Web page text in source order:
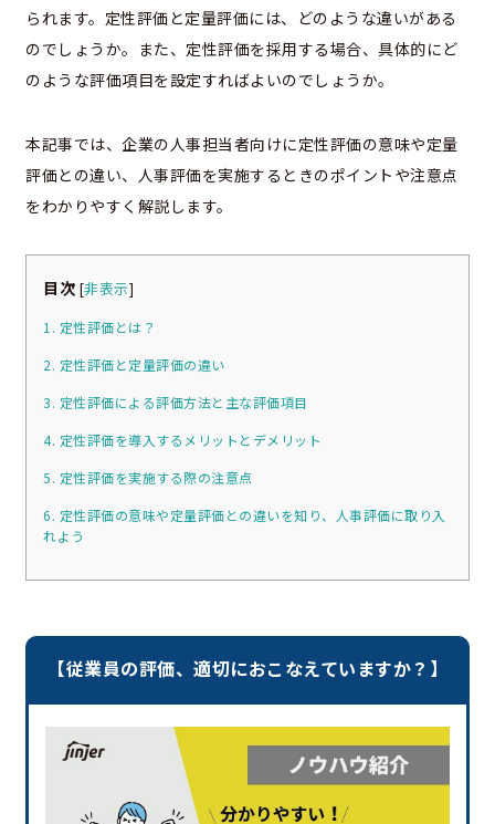
られます。定性評価と定量評価には、どのような違いがある
のでしょうか。また、定性評価を採用する場合、具体的にど
のような評価項目を設定すればよいのでしょうか。
本記事では、企業の人事担当者向けに定性評価の意味や定量
評価との違い、人事評価を実施するときのポイントや注意点
をわかりやすく解説します。
目次 [非表示]
1. 定性評価とは？
2. 定性評価と定量評価の違い
3. 定性評価による評価方法と主な評価項目
4. 定性評価を導入するメリットとデメリット
5. 定性評価を実施する際の注意点
6. 定性評価の意味や定量評価との違いを知り、人事評価に取り入
れよう
【従業員の評価、適切におこなえていますか？】